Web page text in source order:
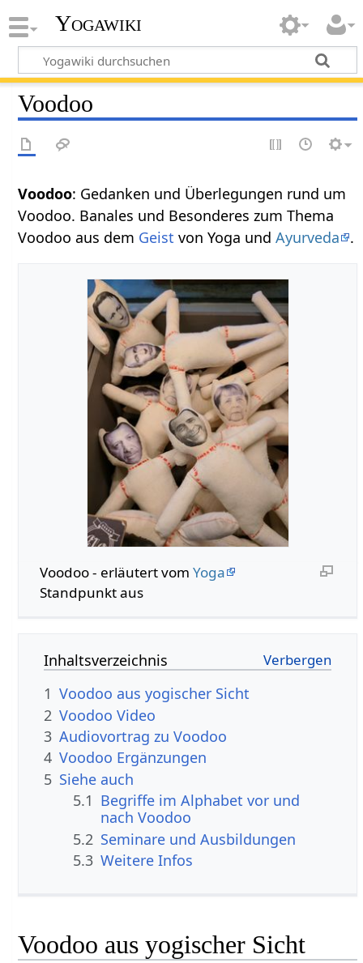
Yogawiki
Voodoo
Voodoo: Gedanken und Überlegungen rund um
Voodoo. Banales und Besonderes zum Thema
Voodoo aus dem Geist von Yoga undAyurveda .
Voodoo - erläutert vom Yoga
Standpunkt aus
Inhaltsverzeichnis
1 Voodoo aus yogischer Sicht
2 Voodoo Video
3 Audiovortrag zu Voodoo
4 Voodoo Ergänzungen
5 Siehe auch
5.1 Begriffe im Alphabet vor und
nach Voodoo
5.2 Seminare und Ausbildungen
5.3 Weitere Infos
Voodoo aus yogischer Sicht